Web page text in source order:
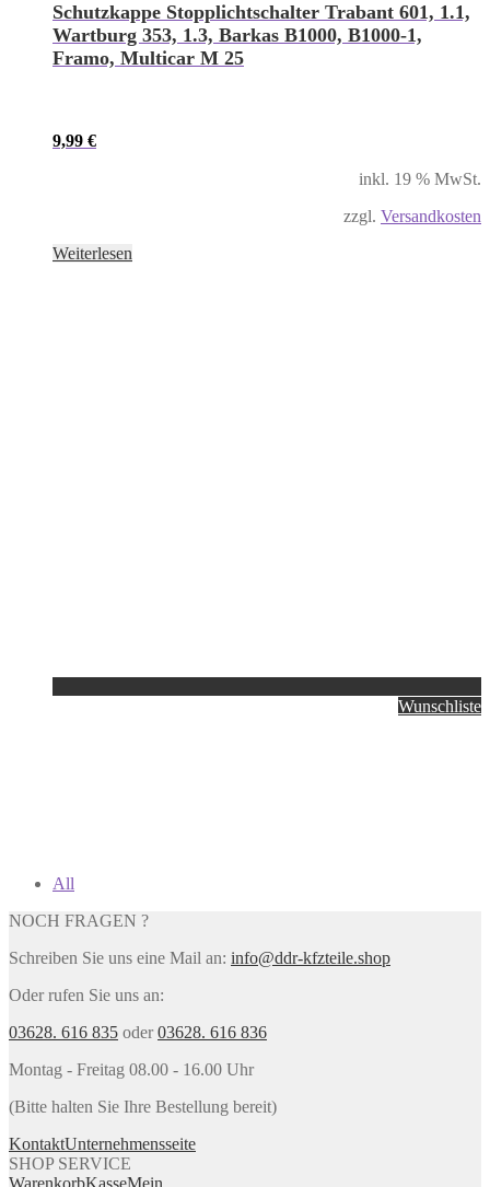
Schutzkappe Stopplichtschalter Trabant 601, 1.1,
Wartburg 353, 1.3, Barkas B1000, B1000-1,
Framo, Multicar M 25
9,99 €
inkl. 19 % MwSt.
zzgl. Versandkosten
Weiterlesen
Wunschliste
All
NOCH FRAGEN ?
Schreiben Sie uns eine Mail an: info@ddr-kfzteile.shop
Oder rufen Sie uns an:
03628. 616 835 oder03628. 616 836
Montag - Freitag 08.00 - 16.00 Uhr
(Bitte halten Sie Ihre Bestellung bereit)
KontaktUnternehmensseite
SHOP SERVICE